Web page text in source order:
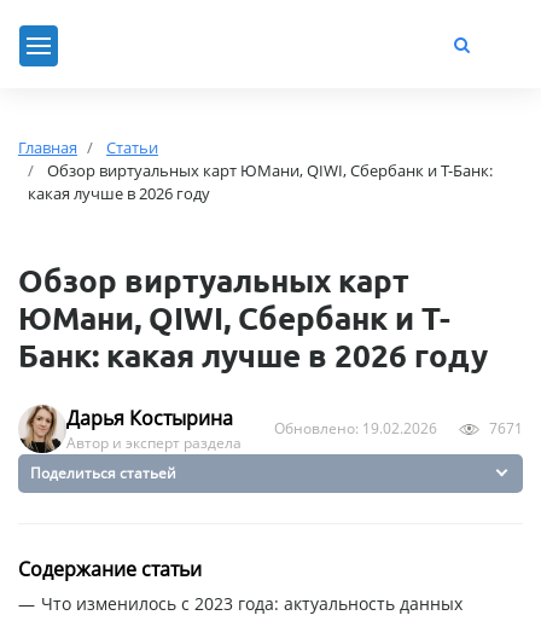
Главная
Статьи
Обзор виртуальных карт ЮМани, QIWI, Сбербанк и Т-Банк:
какая лучше в 2026 году
Обзор виртуальных карт
ЮМани, QIWI, Сбербанк и Т-
Банк: какая лучше в 2026 году
Дарья Костырина
Автор и эксперт раздела
Обновлено: 19.02.2026 7671
Поделиться статьей
Содержание статьи
Что изменилось с 2023 года: актуальность данных